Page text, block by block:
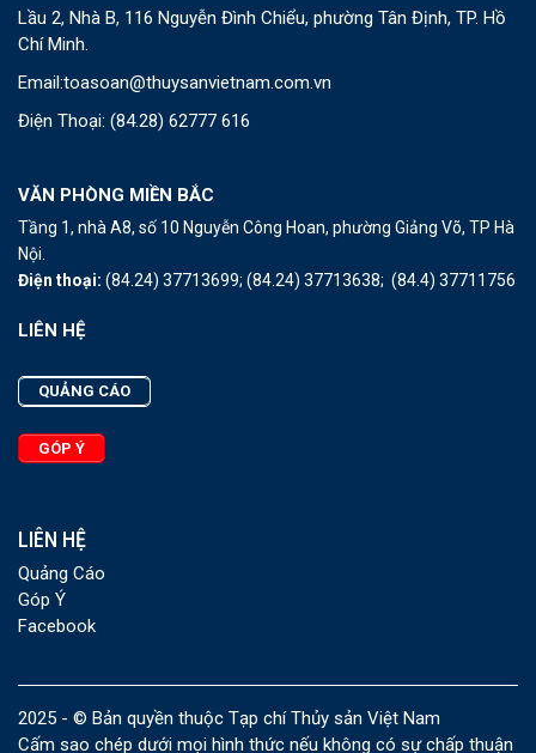
Lầu 2, Nhà B, 116 Nguyễn Đình Chiểu, phường Tân Định, TP. Hồ
Chí Minh.
Email:toasoan@thuysanvietnam.com.vn
Điện Thoại: (84.28) 62777 616
VĂN PHÒNG MIỀN BẮC
Tầng 1, nhà A8, số 10 Nguyễn Công Hoan, phường Giảng Võ, TP Hà
Nội.
Điện thoại: (84.24) 37713699; (84.24) 37713638; (84.4) 37711756
LIÊN HỆ
QUẢNG CÁO
GÓP Ý
LIÊN HỆ
Quảng Cáo
Góp Ý
Facebook
2025 - © Bản quyền thuộc Tạp chí Thủy sản Việt Nam
Cấm sao chép dưới mọi hình thức nếu không có sự chấp thuận